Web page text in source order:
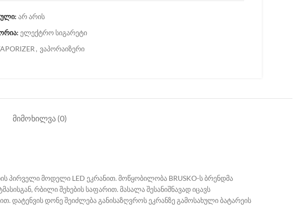
არ არის
ელექტრო სიგარეტი
, ვაპორაიზერი
ᲛᲘᲛᲝᲮᲘᲚᲕᲐ (0)
პირველი მოდელი LED ეკრანით. მოწყობილობა BRUSKO-ს ბრენდმა
რბილი შეხების საფარით. მასალა შესანიშნავად იცავს
დატენვის დონე შეიძლება განისაზღვროს ეკრანზე გამოსახული ბატარეის